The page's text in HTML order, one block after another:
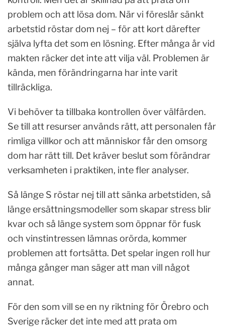
problem och att lösa dom. När vi föreslår sänkt
arbetstid röstar dom nej – för att kort därefter
själva lyfta det som en lösning. Efter många år vid
makten räcker det inte att vilja väl. Problemen är
kända, men förändringarna har inte varit
tillräckliga.
Vi behöver ta tillbaka kontrollen över välfärden.
Se till att resurser används rätt, att personalen får
rimliga villkor och att människor får den omsorg
dom har rätt till. Det kräver beslut som förändrar
verksamheten i praktiken, inte fler analyser.
Så länge S röstar nej till att sänka arbetstiden, så
länge ersättningsmodeller som skapar stress blir
kvar och så länge system som öppnar för fusk
och vinstintressen lämnas orörda, kommer
problemen att fortsätta. Det spelar ingen roll hur
många gånger man säger att man vill något
annat.
För den som vill se en ny riktning för Örebro och
Sverige räcker det inte med att prata om